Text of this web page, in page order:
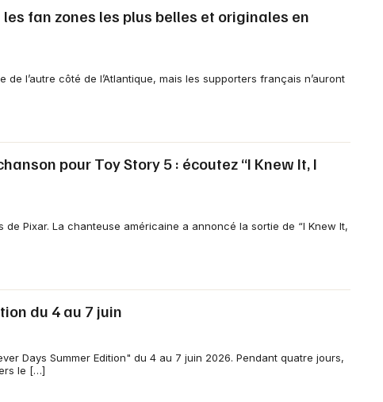
fan zones les plus belles et originales en
l’autre côté de l’Atlantique, mais les supporters français n’auront
pour Toy Story 5 : écoutez “I Knew It, I
de Pixar. La chanteuse américaine a annoncé la sortie de “I Knew It,
du 4 au 7 juin
Days Summer Edition" du 4 au 7 juin 2026. Pendant quatre jours,
le […]